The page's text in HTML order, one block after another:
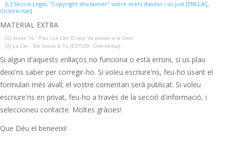
[L] Secció Legal, “Copyright disclaimer” sobre drets d'autor i ús just [ENLLAÇ,
CristVeritat]
MATERIAL EXTRA
[1] Jesús “vs.” Pau i La Llei: El que Va passar a la Creu
[2] La Llei，Els Jueus & Tu [ESTUDI, Crist-Veritat]
Si algun d'aquests enllaços no funciona o està erroni, si us plau
deixi'ns saber per corregir-ho. Si voleu escriure'ns, feu-ho usant el
formulari més avall; el vostre comentari serà publicat. Si voleu
escriure'ns en privat, feu-ho a través de la secció d'informació, i
seleccioneu contacte. Moltes gràcies!
Que Déu el beneeixi!